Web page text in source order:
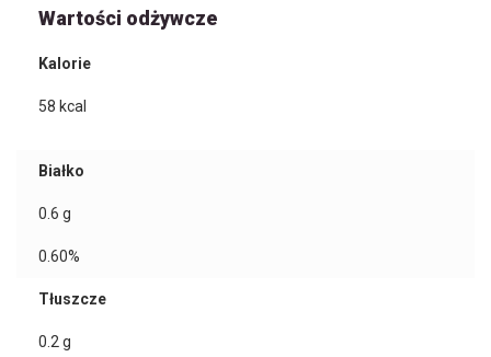
Wartości odżywcze
Kalorie
58 kcal
Białko
0.6 g
0.60%
Tłuszcze
0.2g